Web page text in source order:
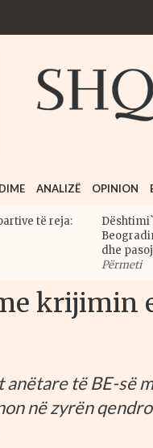
ANALIZË OPINION
të reja:
dhe
Përmeti
krijimin
të BE-së
në zyrën